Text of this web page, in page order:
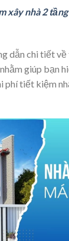
xây nhà 2
dẫn chi tiết
giúp bạn
phí tiết kiệm